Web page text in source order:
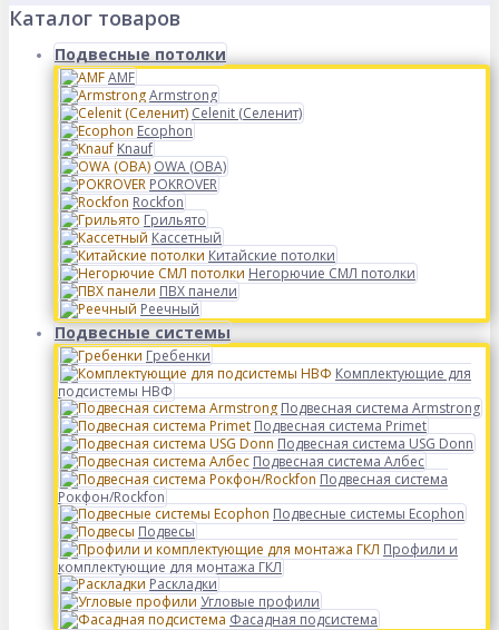
Каталог товаров
Подвесные потолки
AMF
Armstrong
Celenit (Селенит)
Ecophon
Knauf
OWA (ОВА)
POKROVER
Rockfon
Грильято
Кассетный
Китайские потолки
Негорючие СМЛ потолки
ПВХ панели
Реечный
Подвесные системы
Гребенки
Комплектующие для
подсистемы НВФ
Подвесная система Armstrong
Подвесная система Primet
Подвесная система USG Donn
Подвесная система Албес
Подвесная система
Рокфон/Rockfon
Подвесные системы Ecophon
Подвесы
Профили и
комплектующие для монтажа ГКЛ
Раскладки
Угловые профили
Фасадная подсистема